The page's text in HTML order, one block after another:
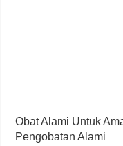
Obat Alami Untuk
Pengobatan Alami